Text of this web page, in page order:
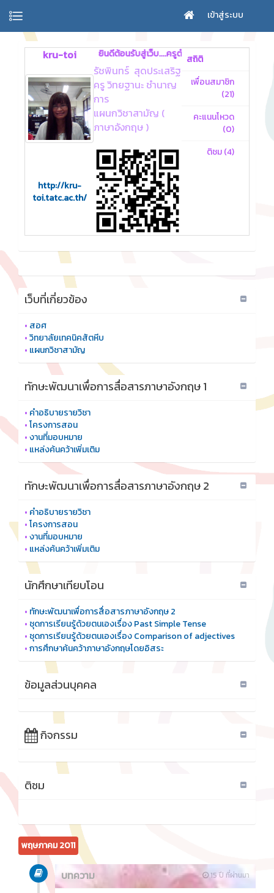
เข้าสู่ระบบ
kru-toi
http://kru-
toi.tatc.ac.th/
ยินดีต้อนรับสู่เว็บ....ครูต๋อย
รัชพินทร์ สุดประเสริฐ
ครู วิทยฐานะ ชำนาญ
การ
แผนกวิชาสามัญ (
ภาษาอังกฤษ )
สถิติ
เพื่อนสมาชิก
(21)
คะแนนโหวด
(0)
ติชม (4)
เว็บที่เกี่ยวข้อง
• สอศ
•วิทยาลัยเทคนิคสัตหีบ
• แผนกวิชาสามัญ
ทักษะพัฒนาเพื่อการสื่อสารภาษาอังกฤษ 1
• คำอธิบายรายวิชา
•โครงการสอน
•งานที่มอบหมาย
• แหล่งค้นคว้าเพิ่มเติม
ทักษะพัฒนาเพื่อการสื่อสารภาษาอังกฤษ 2
• คำอธิบายรายวิชา
•โครงการสอน
•งานที่มอบหมาย
• แหล่งค้นคว้าเพิ่มเติม
นักศึกษาเทียบโอน
• ทักษะพัฒนาเพื่อการสื่อสารภาษาอังกฤษ 2
• ชุดการเรียนรู้ด้วยตนเองเรื่อง Past Simple Tense
• ชุดการเรียนรู้ด้วยตนเองเรื่อง Comparison of adjectives
•การศึกษาค้นคว้าภาษาอังกฤษโดยอิสระ
ข้อมูลส่วนบุคคล
กิจกรรม
ติชม
พฤษภาคม 2011
15 ปี ที่ผ่านมา
บทความ